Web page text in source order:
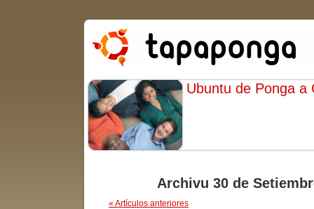
Ubuntu de Ponga
Archivu 30 de
« Artículos anteriores